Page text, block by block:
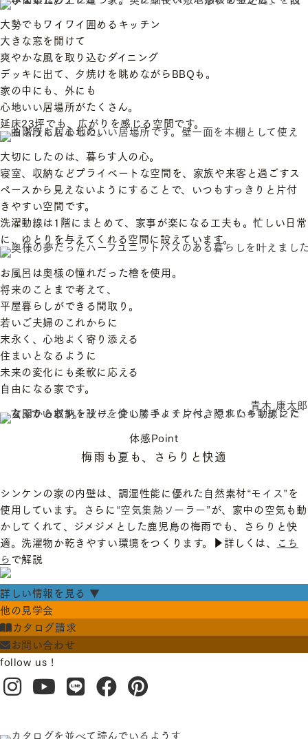
大勢でもワイワイ囲めるキッチン
大きな窓を開けて
爽やかな風を取り込むダイニング
デッキに出て、夕焼けを眺めながらBBQも。
家の中にも、外にも
心地いい居場所がたくさん。
延床23坪でも、広がりを感じる空間です。
大切にしたのは、暮らす人の心。
寝室、収納などプライベートな空間を、家族や来客と過ごすス
ペースから見えないようにすることで、いつもすっきりと片付
きやすい空間です。
洗濯動線は1階にまとめて、家事が楽になる工夫も。忙しい日常
に、ゆとりを与えてくれる空間に設えています。
お風呂は奥様の憧れだった檜を使用。
将来のことまで考えて、
平屋暮らしができる間取り。
若いご夫婦のこれからに
末永く、心地よく寄り添える
住まいとなるように
未来の変化にも柔軟に応える
自由になる家です。
青木 康太郎
体感Point
梅雨も夏も、さらりと快適
シンケンの家の内壁は、調湿性能に優れた自然素材“モイス”を
使用しています。さらに“空気集熱ソーラー”が、家中の空気も動
かしてくれて、ジメジメとした鹿児島の梅雨でも、さらりと快
適。洗濯物か乾きやすい環境をつくります。▶︎詳しくは、
こち
ら で解説
詳しい情報を見る ▼
他の見学会
カタログ請求
お問い合わせ
follow us !